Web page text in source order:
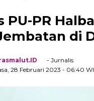
PU-PR
di
- Jurnalis
28 Februari 2023 - 06:40